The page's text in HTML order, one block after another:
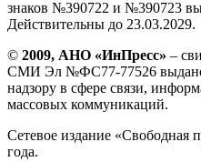
знаков №390722 и №390723
Действительны до 23.03.2029.
© 2009, АНО «ИнПресс» –
СМИ Эл №ФС77-77526
надзору в сфере связи,
массовых коммуникаций.
Сетевое издание «Свободная
года.